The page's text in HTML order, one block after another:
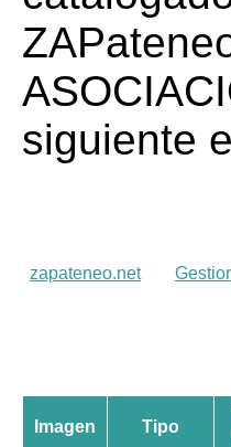
siguiente
zapateneo.net
Imagen Tipo